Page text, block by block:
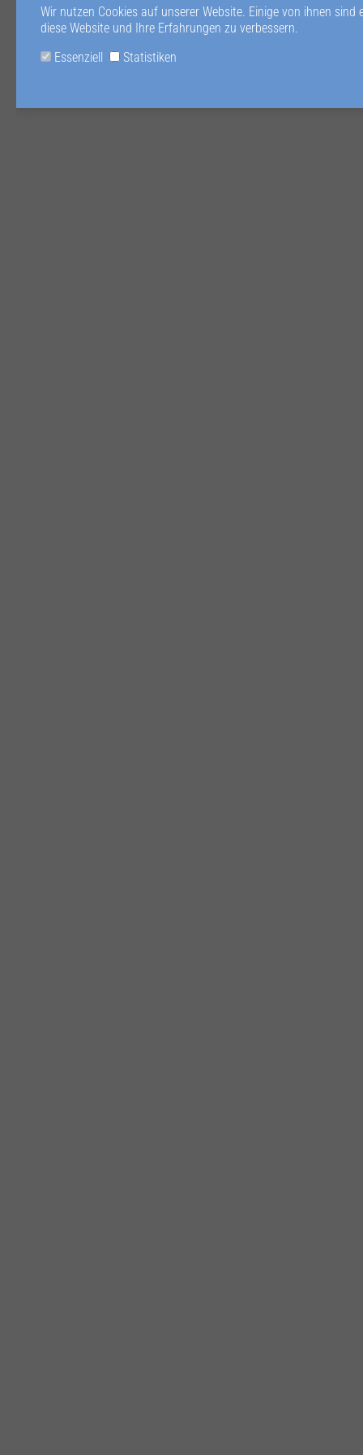
Wir nutzen Cookies auf unserer Website. Einige von ihnen sind
diese Website und Ihre Erfahrungen zu verbessern.
Essenziell
Statistiken